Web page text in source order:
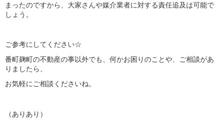
まったのですから、大家さんや媒介業者に対する責任追及は可能で
しょう。
ご参考にしてください☆
番町麹町の不動産の事以外でも、何かお困りのことや、ご相談があ
りましたら、
お気軽にご相談くださいね。
（ありあり）